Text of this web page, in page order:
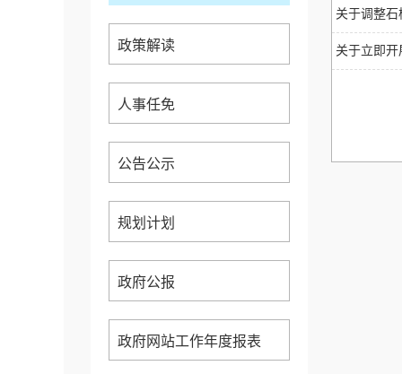
政策解读
人事任免
公告公示
规划计划
政府公报
政府网站工作年度报表
关于调整
关于立即开